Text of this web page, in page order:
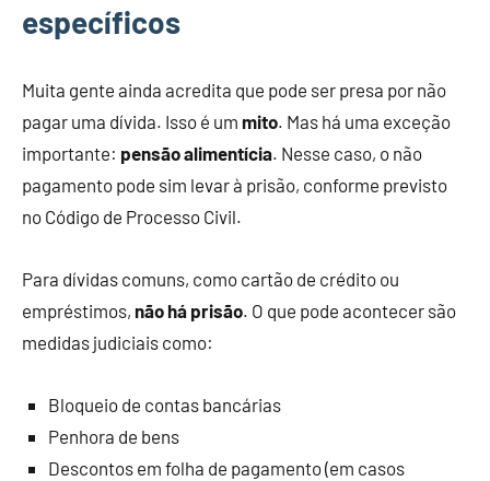
específicos
Muita gente ainda acredita que pode ser presa por não
pagar uma dívida. Isso é um mito. Mas há uma exceção
importante: pensão alimentícia. Nesse caso, o não
pagamento pode sim levar à prisão, conforme previsto
no Código de Processo Civil.
Para dívidas comuns, como cartão de crédito ou
empréstimos, não há prisão. O que pode acontecer são
medidas judiciais como:
Bloqueio de contas bancárias
Penhora de bens
Descontos em folha de pagamento (em casos